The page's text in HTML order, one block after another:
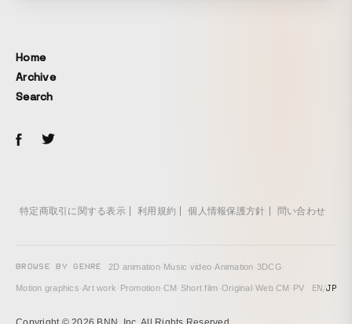
Home
Archive
Search
特定商取引に関する表示 利用規約 個人情報保護方針 問い合わせ
BROWSE BY GENRE 2D animation· Music video·Animation·3DCG·
Motion graphics·Art work· Promotion·CM · Short film·Original ·Web CM · PV EN/JP